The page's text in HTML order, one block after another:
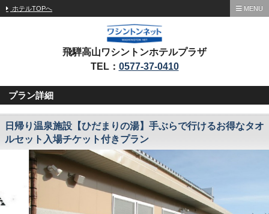
ホテルTOPへ MENU
飛騨高山ワシントンホテルプラザ
TEL： 0577-37-0410
プラン詳細
日帰り温泉施設【ひだまりの湯】手ぶらで行けるお得なタオ
ルセット入場チケット付きプラン